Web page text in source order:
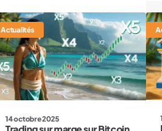
Actualités
14 octobre 2025